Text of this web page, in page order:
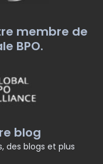
membre de
BPO.
blog
des blogs et plus